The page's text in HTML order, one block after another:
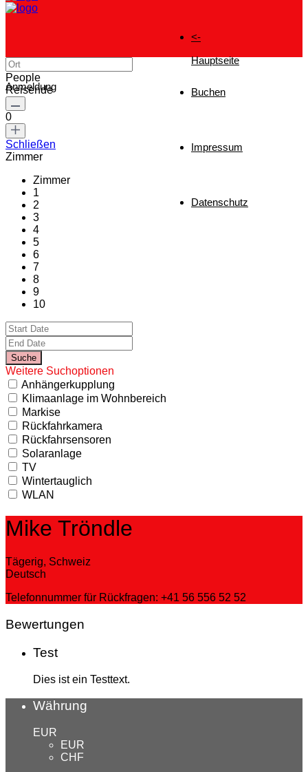
<-
Hauptseite
Buchen
Impressum
Datenschutz
Anmeldung
People
Reisende
0
Schließen
Zimmer
Zimmer
1
2
3
4
5
6
7
8
9
10
Weitere Suchoptionen
Anhängerkupplung
Klimaanlage im Wohnbereich
Markise
Rückfahrkamera
Rückfahrsensoren
Solaranlage
TV
Wintertauglich
WLAN
Mike Tröndle
Tägerig, Schweiz
Deutsch
Telefonnummer für Rückfragen: +41 56 556 52 52
Bewertungen
Test
Dies ist ein Testtext.
Währung
EUR
EUR
CHF